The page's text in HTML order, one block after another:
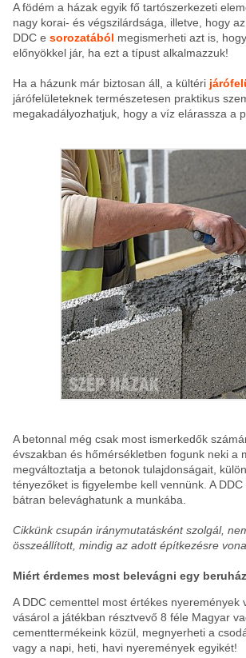
A födém a házak egyik fő tartószerkezeti
nagy korai- és végszilárdsága, illetve, hogy
DDC e sorozatából megismerheti azt is,
előnyökkel jár, ha ezt a típust alkalmazzuk!
Ha a házunk már biztosan áll, a kültéri
járófelületeknek természetesen praktikus
megakadályozhatjuk, hogy a víz elárassza a
A betonnal még csak most ismerkedők
évszakban és hőmérsékletben fogunk neki a
megváltoztatja a betonok tulajdonságait,
tényezőket is figyelembe kell vennünk. A
bátran belevághatunk a munkába.
Cikkünk csupán iránymutatásként szolgál,
összeállított, mindig az adott építkezésre
Miért érdemes most belevágni egy
A DDC cementtel most értékes
vásárol a játékban résztvevő 8 féle Magyar
cementtermékeink közül, megnyerheti a
vagy a napi, heti, havi nyeremények egyikét!